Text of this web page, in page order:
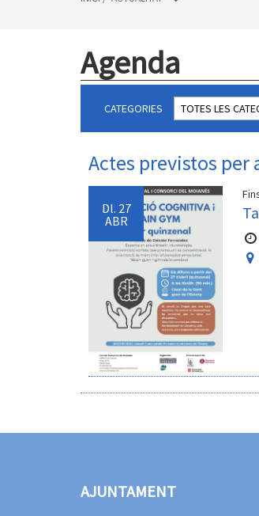
Agenda
CATEGORIES
Actes previstos per
Dl. 27
ABR
AJUNTAMENT